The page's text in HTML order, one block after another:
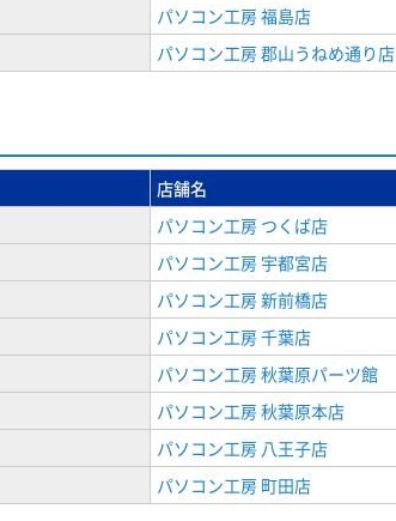
パソコン工房 福島店
パソコン工房 郡山うねめ通り店
店舗名
パソコン工房 つくば店
パソコン工房 宇都宮店
パソコン工房 新前橋店
パソコン工房 千葉店
パソコン工房 秋葉原パーツ館
パソコン工房 秋葉原本店
パソコン工房 八王子店
パソコン工房 町田店